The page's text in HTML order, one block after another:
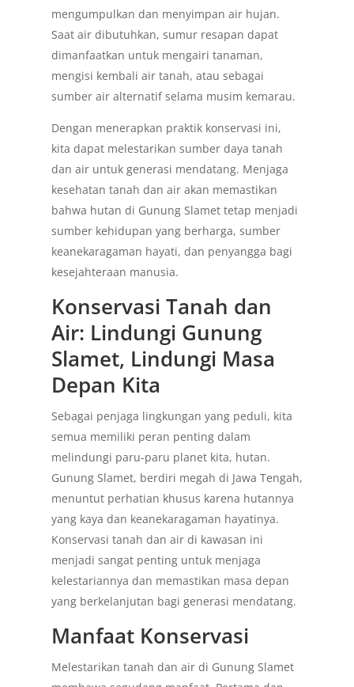
mengumpulkan dan menyimpan air hujan.
Saat air dibutuhkan, sumur resapan dapat
dimanfaatkan untuk mengairi tanaman,
mengisi kembali air tanah, atau sebagai
sumber air alternatif selama musim kemarau.
Dengan menerapkan praktik konservasi ini,
kita dapat melestarikan sumber daya tanah
dan air untuk generasi mendatang. Menjaga
kesehatan tanah dan air akan memastikan
bahwa hutan di Gunung Slamet tetap menjadi
sumber kehidupan yang berharga, sumber
keanekaragaman hayati, dan penyangga bagi
kesejahteraan manusia.
Konservasi Tanah dan
Air: Lindungi Gunung
Slamet, Lindungi Masa
Depan Kita
Sebagai penjaga lingkungan yang peduli, kita
semua memiliki peran penting dalam
melindungi paru-paru planet kita, hutan.
Gunung Slamet, berdiri megah di Jawa Tengah,
menuntut perhatian khusus karena hutannya
yang kaya dan keanekaragaman hayatinya.
Konservasi tanah dan air di kawasan ini
menjadi sangat penting untuk menjaga
kelestariannya dan memastikan masa depan
yang berkelanjutan bagi generasi mendatang.
Manfaat Konservasi
Melestarikan tanah dan air di Gunung Slamet